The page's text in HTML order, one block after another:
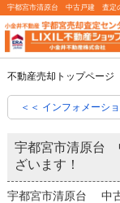
不動産売却トップページ
＜＜ インフォメーシ
宇都宮市清原台
ざいます！
宇都宮市清原台 中